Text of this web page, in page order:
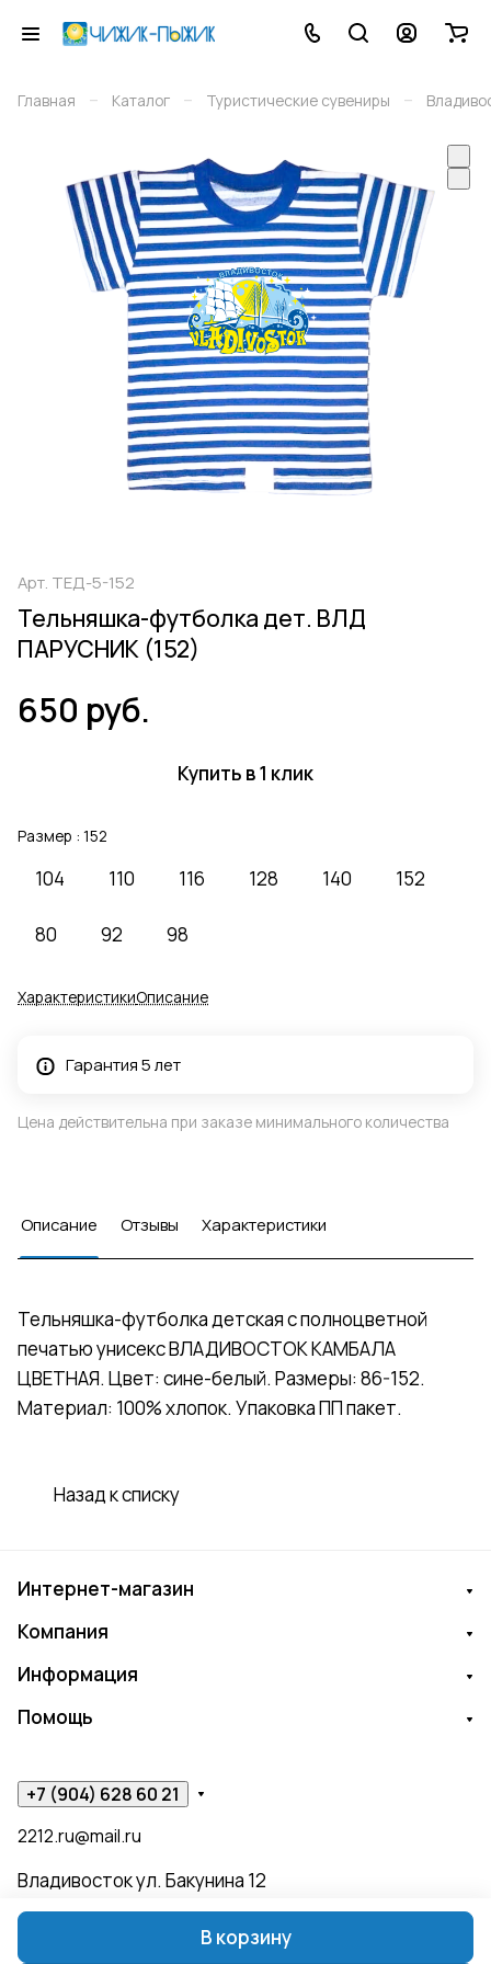
Главная – Каталог – Туристические сувениры –
Арт. ТЕД-5-152
Тельняшка-футболка дет. ВЛД
ПАРУСНИК (152)
650 руб.
В корзину
Купить в 1 клик
Размер : 152
104 110 116 128 140 152
80 92 98
ХарактеристикиОписание
Гарантия 5 лет
Цена действительна при заказе минимального количества
Описание Отзывы Характеристики
Тельняшка-футболка детская с полноцветной
печатью унисекс ВЛАДИВОСТОК КАМБАЛА
ЦВЕТНАЯ. Цвет: сине-белый. Размеры: 86-152.
Материал: 100% хлопок. Упаковка ПП пакет.
Назад к списку
Интернет-магазин
Компания
Информация
Помощь
+7 (904) 628 60 21
2212.ru@mail.ru
Владивосток ул. Бакунина 12